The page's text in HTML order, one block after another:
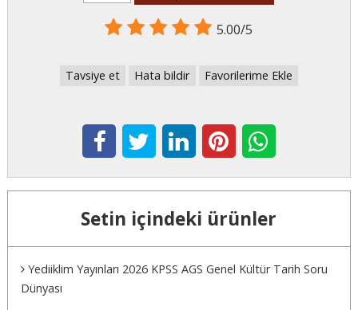
5.00/5
Tavsiye et Hata bildir Favorilerime Ekle
Setin içindeki ürünler
Yediiklim Yayınları 2026 KPSS AGS Genel Kültür Tarih Soru
Dünyası